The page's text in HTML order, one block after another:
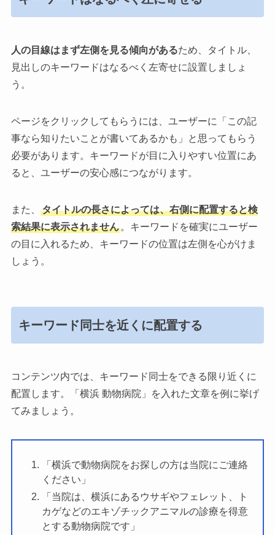
人の目線はまず左側を見る傾向があるため、タイトル、
見出しのキーワードはなるべく左寄せに設置しましょ
う。
ページをクリックしてもらうには、ユーザーに「この記
事なら知りたいことが書いてあるかも」と思ってもらう
必要があります。キーワードが目に入りやすい位置にあ
ると、ユーザーの安心感につながります。
また、
タイトルの長さによっては、右側に配置すると検
索結果に表示されません。キーワードを確実にユーザー
の目に入れるため、キーワードの位置は左側を心がけま
しょう。
キーワード同士を近くに配置する
コンテンツ内では、キーワード同士をできる限り近くに
配置します。「横浜 動物病院」を入れた文章を例に挙げ
てみましょう。
「横浜で動物病院をお探しの方は当院にご連絡
ください」
「当院は、横浜にあるウサギやフェレット、ト
カゲなどのエキゾチックアニマルの診療を得意
とする動物病院です」